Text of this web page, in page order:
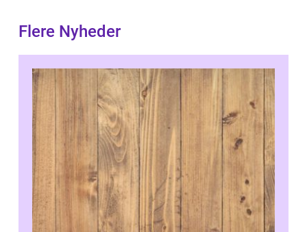
Flere Nyheder